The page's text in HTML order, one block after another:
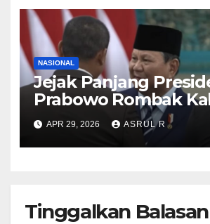
NASIONAL
Jejak Panjang
Prabowo Rombak
Ganti Mendikti
sampai Geser Menteri
Lingkungan Hidup
APR 29, 2026 ASRUL R
Tinggalkan Balasan